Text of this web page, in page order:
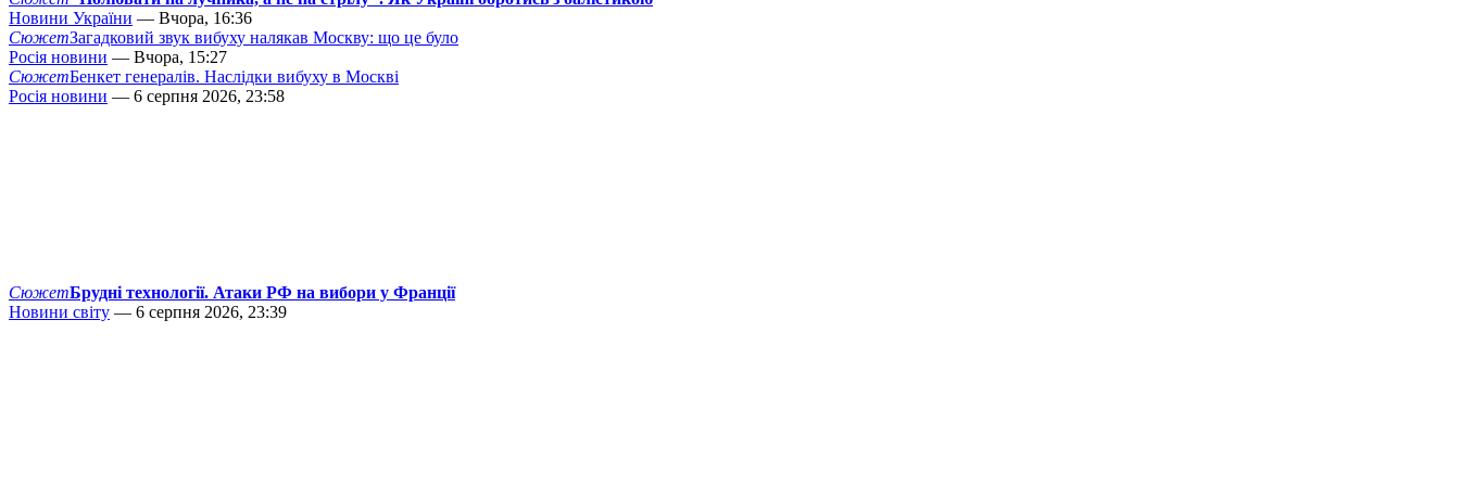
Новини України — Вчора, 16:36
СюжетЗагадковий звук вибуху налякав Москву: що це було
Росія новини — Вчора, 15:27
СюжетБенкет генералів. Наслідки вибуху в Москві
Росія новини — 6 серпня 2026, 23:58
СюжетБрудні технології. Атаки РФ на вибори у Франції
Новини світу — 6 серпня 2026, 23:39